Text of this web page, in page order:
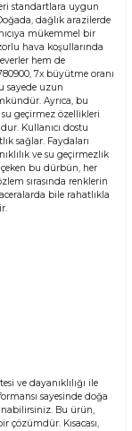
standartlara uygun
dağlık arazilerde
mükemmel bir
hava koşullarında
hem de
7x büyütme oranı
sayede uzun
Ayrıca, bu
su geçirmez özellikleri
Kullanıcı dostu
sağlar. Faydaları
ve su geçirmezlik
bu dürbün, her
sırasında renklerin
bile rahatlıkla
ve dayanıklılığı ile
sayesinde doğa
Bu ürün,
Kısacası,